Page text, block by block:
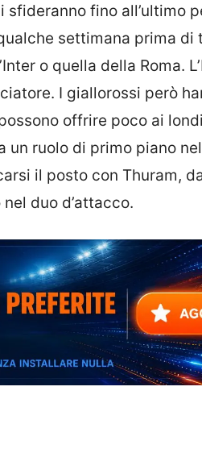
fino all’ultimo
settimana prima di
o quella della Roma.
I giallorossi però
offrire poco ai
un ruolo di primo piano
il posto con Thuram,
duo d’attacco.